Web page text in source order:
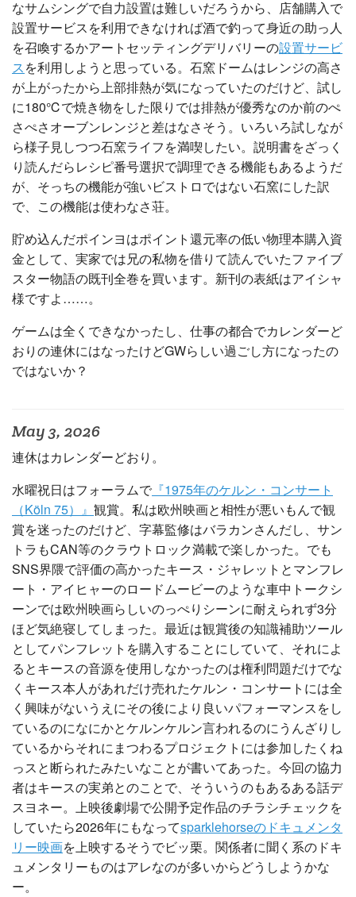
なサムシングで自力設置は難しいだろうから、店舗購入で
設置サービスを利用できなければ酒で釣って身近の助っ人
を召喚するかアートセッティングデリバリーの設置サービ
スを利用しようと思っている。石窯ドームはレンジの高さ
が上がったから上部排熱が気になっていたのだけど、試し
に180℃で焼き物をした限りでは排熱が優秀なのか前のぺ
さぺさオーブンレンジと差はなさそう。いろいろ試しなが
ら様子見しつつ石窯ライフを満喫したい。説明書をざっく
り読んだらレシピ番号選択で調理できる機能もあるようだ
が、そっちの機能が強いビストロではない石窯にした訳
で、この機能は使わなさ荘。
貯め込んだポインヨはポイント還元率の低い物理本購入資
金として、実家では兄の私物を借りて読んでいたファイブ
スター物語の既刊全巻を買います。新刊の表紙はアイシャ
様ですよ……。
ゲームは全くできなかったし、仕事の都合でカレンダーど
おりの連休にはなったけどGWらしい過ごし方になったの
ではないか？
May 3, 2026
連休はカレンダーどおり。
水曜祝日はフォーラムで 『1975年のケルン・コンサート
（Köln 75）』 観賞。私は欧州映画と相性が悪いもんで観
賞を迷ったのだけど、字幕監修はバラカンさんだし、サン
トラもCAN等のクラウトロック満載で楽しかった。でも
SNS界隈で評価の高かったキース・ジャレットとマンフレ
ート・アイヒャーのロードムービーのような車中トークシ
ーンでは欧州映画らしいのっぺりシーンに耐えられず3分
ほど気絶寝してしまった。最近は観賞後の知識補助ツール
としてパンフレットを購入することにしていて、それによ
るとキースの音源を使用しなかったのは権利問題だけでな
くキース本人があれだけ売れたケルン・コンサートには全
く興味がないうえにその後により良いパフォーマンスをし
ているのになにかとケルンケルン言われるのにうんざりし
ているからそれにまつわるプロジェクトには参加したくね
っスと断られたみたいなことが書いてあった。今回の協力
者はキースの実弟とのことで、そういうのもあるある話デ
スヨネー。上映後劇場で公開予定作品のチラシチェックを
していたら2026年にもなってsparklehorseのドキュメンタ
リー映画を上映するそうでビッ栗。関係者に聞く系のドキ
ュメンタリーものはアレなのが多いからどうしようかな
ー。